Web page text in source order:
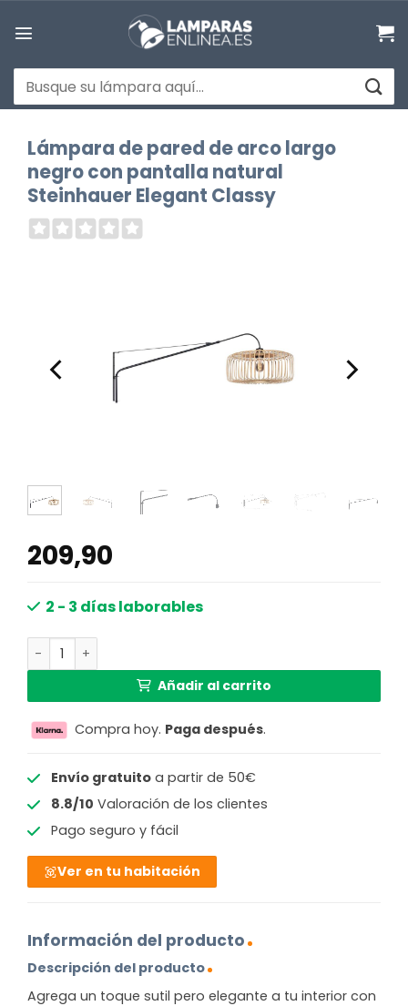
Buscar
por:
Lámpara de pared de arco largo
negro con pantalla natural
Steinhauer Elegant Classy
209,90
2 - 3 días laborables
Lámpara de pared de arco largo negro con pantalla
Añadir al carrito
Compra hoy. Paga después.
Envío gratuitoa partir de 50€
8.8/10 Valoración de los clientes
Pago seguro y fácil
Ver en tu habitación
Información del producto
Descripción del producto
Agrega un toque sutil pero elegante a tu interior con